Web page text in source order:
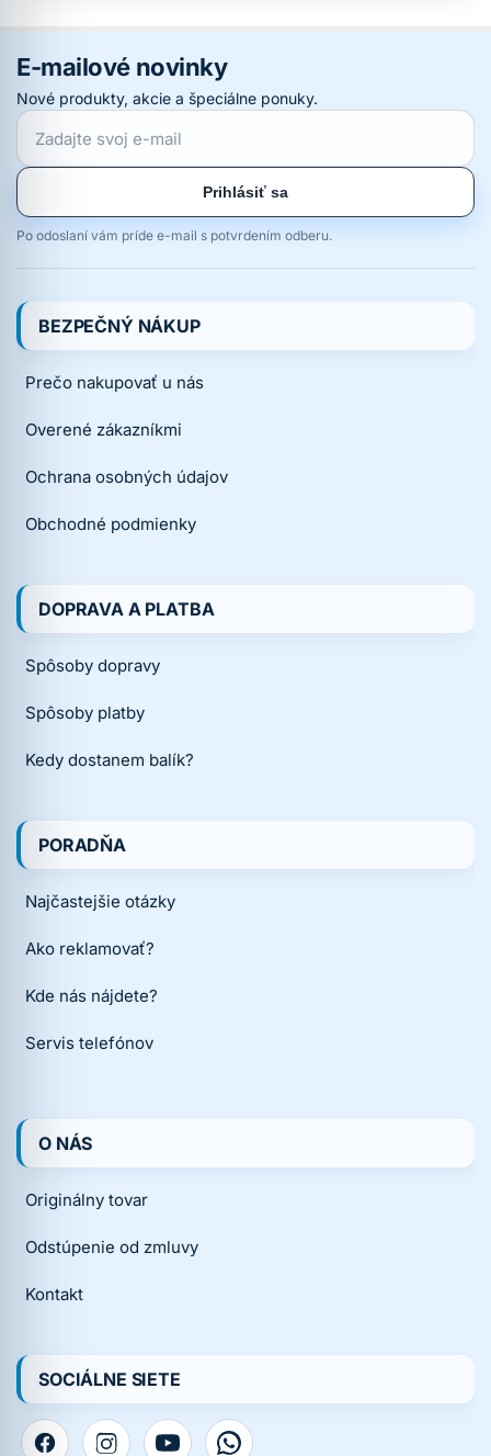
E-mailové novinky
Nové produkty, akcie a špeciálne ponuky.
Prihlásiť sa
Po odoslaní vám príde e-mail s potvrdením odberu.
BEZPEČNÝ NÁKUP
Prečo nakupovať u nás
Overené zákazníkmi
Ochrana osobných údajov
Obchodné podmienky
DOPRAVA A PLATBA
Spôsoby dopravy
Spôsoby platby
Kedy dostanem balík?
PORADŇA
Najčastejšie otázky
Ako reklamovať?
Kde nás nájdete?
Servis telefónov
O NÁS
Originálny tovar
Odstúpenie od zmluvy
Kontakt
SOCIÁLNE SIETE